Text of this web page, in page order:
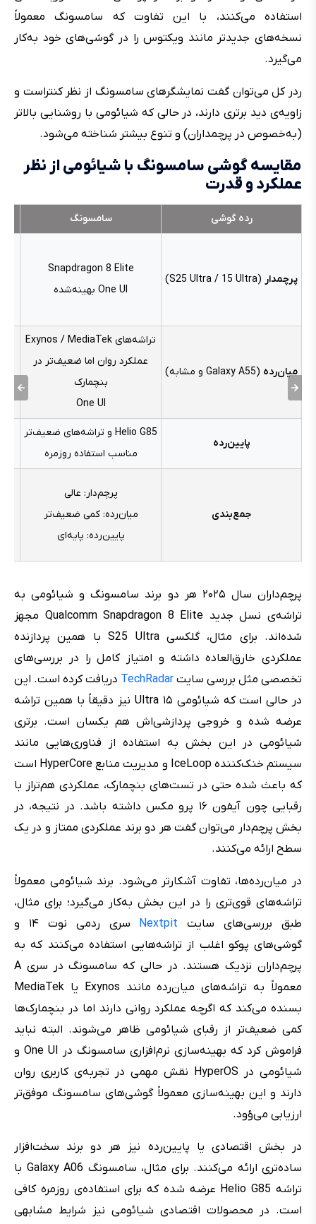
استفاده می‌کنند، با این تفاوت که سامسونگ معمولاً
نسخه‌های جدیدتر مانند ویکتوس را در گوشی‌های خود به‌کار
می‌گیرد.
ردر کل می‌توان گفت نمایشگرهای سامسونگ از نظر کنتراست و
زاویه‌ی دید برتری دارند، در حالی که شیائومی با روشنایی بالاتر
(به‌خصوص در پرچمداران) و تنوع بیشتر شناخته می‌شود.
مقایسه گوشی سامسونگ با شیائومی از نظر
عملکرد و قدرت
رده گوشی سامسونگ
پرچمدار (S25 Ultra / 15 Ultra)
Snapdragon 8 Elite
One UI بهینه‌شده
میان‌رده (Galaxy A55 و مشابه)
تراشه‌های Exynos / MediaTek
عملکرد روان اما ضعیف‌تر در
بنچمارک
One UI
پایین‌رده
Helio G85 و تراشه‌های ضعیف‌تر
مناسب استفاده روزمره
جمع‌بندی
پرچم‌دار: عالی
میان‌رده: کمی ضعیف‌تر
پایین‌رده: پایه‌ای
پرچم‌داران سال ۲۰۲۵ هر دو برند سامسونگ و شیائومی به
تراشه‌ی نسل جدید Qualcomm Snapdragon 8 Elite مجهز
شده‌اند. برای مثال، گلکسی S25 Ultra با همین پردازنده
عملکردی خارق‌العاده داشته و امتیاز کامل را در بررسی‌های
تخصصی مثل بررسی سایت TechRadar دریافت کرده است. این
در حالی است که شیائومی ۱۵ Ultra نیز دقیقاً با همین تراشه
عرضه شده و خروجی پردازشی‌اش هم یکسان است. برتری
شیائومی در این بخش به استفاده از فناوری‌هایی مانند
سیستم خنک‌کننده IceLoop و مدیریت منابع HyperCore است
که باعث شده حتی در تست‌های بنچمارک، عملکردی هم‌تراز با
رقبایی چون آیفون ۱۶ پرو مکس داشته باشد. در نتیجه، در
بخش پرچم‌دار می‌توان گفت هر دو برند عملکردی ممتاز و در یک
سطح ارائه می‌کنند.
در میان‌رده‌ها، تفاوت آشکارتر می‌شود. برند شیائومی معمولاً
تراشه‌های قوی‌تری را در این بخش به‌کار می‌گیرد؛ برای مثال،
طبق بررسی‌های سایت Nextpit
سری ردمی نوت ۱۴ و
گوشی‌های پوکو اغلب از تراشه‌هایی استفاده می‌کنند که به
پرچم‌داران نزدیک هستند. در حالی که سامسونگ در سری A
معمولاً به تراشه‌های میان‌رده مانند Exynos یا MediaTek
بسنده می‌کند که اگرچه عملکرد روانی دارند اما در بنچمارک‌ها
کمی ضعیف‌تر از رقبای شیائومی ظاهر می‌شوند. البته نباید
فراموش کرد که بهینه‌سازی نرم‌افزاری سامسونگ در One UI و
شیائومی در HyperOS نقش مهمی در تجربه‌ی کاربری روان
دارند و این بهینه‌سازی معمولاً گوشی‌های سامسونگ موفق‌تر
ارزیابی می‌ؤود.
در بخش اقتصادی یا پایین‌رده نیز هر دو برند سخت‌افزار
ساده‌تری ارائه می‌کنند. برای مثال، سامسونگ Galaxy A06 با
تراشه Helio G85 عرضه شده که برای استفاده‌ی روزمره کافی
است. در محصولات اقتصادی شیائومی نیز شرایط مشابهی